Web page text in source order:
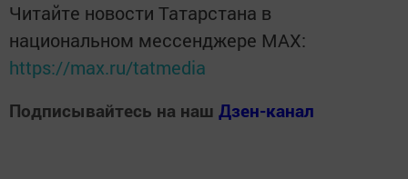
Читайте новости Татарстана в
национальном мессенджере MАХ:
https://max.ru/tatmedia
Подписывайтесь на наш Дзен-канал